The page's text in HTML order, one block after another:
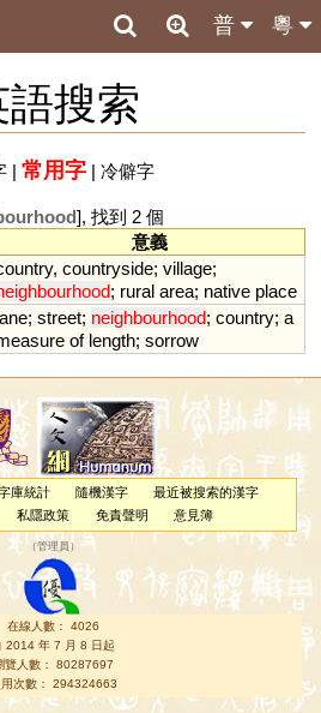
粵
普
搜索
| 常用字| 冷僻字
], 找到 2 個
意義
, countryside; village;
; rural area; native place
; street; neighbourhood; country; a
of length; sorrow
庫統計 隨機漢字
最近被搜索的漢字
私隱政策 免責聲明 意見簿
（管理員 ）
在線人數： 4026
2014 年 7 月 8 日起
覽人數： 80287697
次數： 294324663